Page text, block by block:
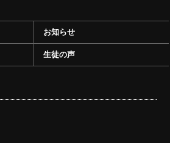
お知らせ
生徒の声